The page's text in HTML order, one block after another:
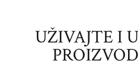
UŽIVAJTE I